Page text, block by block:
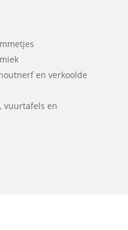
en verkoolde
vuurtafels en